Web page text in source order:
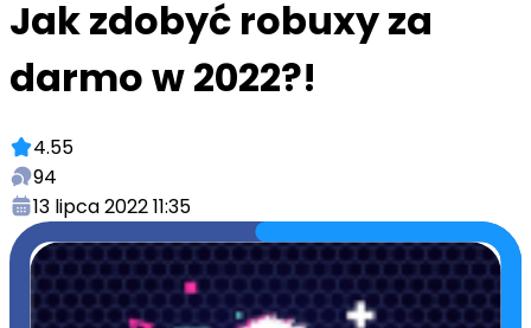
Jak zdobyć robuxy za
darmo w 2022?!
4.55
94
13 lipca 2022 11:35